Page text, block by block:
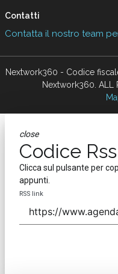
Contatti
Contatta il nostro team
Nextwork360 - Codice
Nextwork360. ALL
close
Codice Rss
Clicca sul pulsante per
appunti.
RSS link